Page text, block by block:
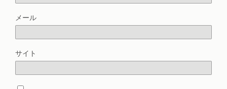
メール
サイト